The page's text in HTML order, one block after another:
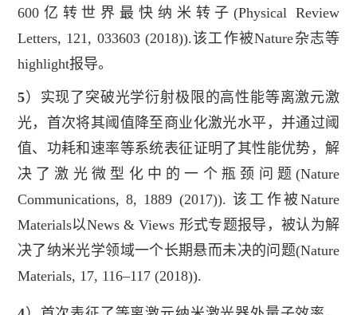
600亿转世界最快纳米转子(Physical Review
Letters, 121, 033603 (2018)).该工作被Nature杂志等
highlight报导。
5） 实现了突破光学衍射极限的高性能等离激元激
光，首次将其阈值降至商业化激光水平，并通过阈
值、功耗和速率等系统表征证明了其性能优势，解
决了激光微型化中的一个瓶颈问题(Nature
Communications, 8, 1889 (2017)). 该工作被Nature
Materials以News & Views 形式专题报导，被认为解
决了纳米光学领域一个长期悬而未决的问题(Nature
Materials, 17, 116–117 (2018)).